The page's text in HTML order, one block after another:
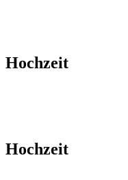
Hochzeit
Hochzeit